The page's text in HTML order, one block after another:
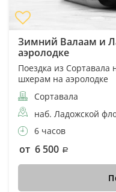
Зимний Валаам и
аэролодке
Поездка из
шхерам на аэролодке
Сортавала
наб. Ладожской
6 часов
от 6 500